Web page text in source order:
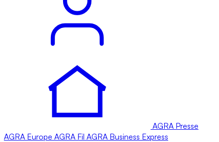
AGRA Presse
AGRA Europe AGRA Fil AGRA Business Express